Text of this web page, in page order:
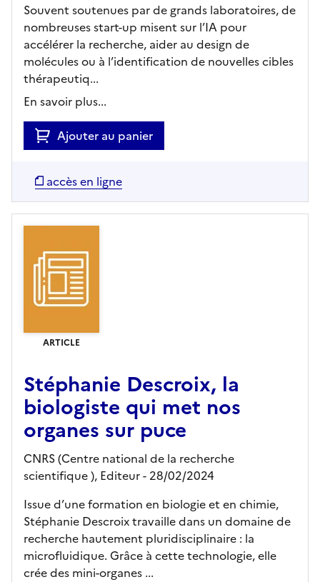
Souvent soutenues par de grands laboratoires, de
nombreuses start-up misent sur l’IA pour
accélérer la recherche, aider au design de
molécules ou à l’identification de nouvelles cibles
thérapeutiq...
En savoir plus...
Ajouter au panier
accès en ligne
ARTICLE
Stéphanie Descroix, la
biologiste qui met nos
organes sur puce
CNRS (Centre national de la recherche
scientifique ), Editeur- 28/02/2024
Issue d’une formation en biologie et en chimie,
Stéphanie Descroix travaille dans un domaine de
recherche hautement pluridisciplinaire : la
microfluidique. Grâce à cette technologie, elle
crée des mini-organes ...